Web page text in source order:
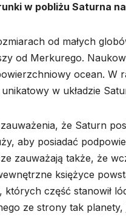
w pobliżu Saturna
od małych
od Merkurego.
ocean. W
w układzie
że Saturn
aby posiadać
zauważają także, że
księżyce
których część stanowił
ze strony tak